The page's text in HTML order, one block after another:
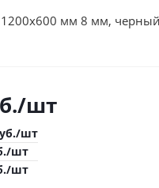
мм 8 мм,
/шт
/шт
/шт
/шт